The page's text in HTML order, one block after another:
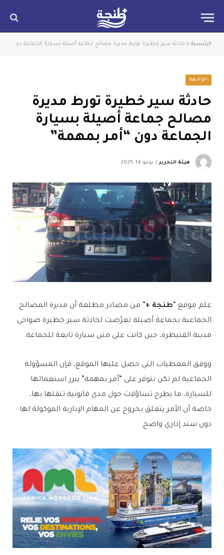
الرئيسية » حادثة سير خطيرة تورط مديرة مصالح جماعة أصيلة بسيارة الجماعة دون “أمر بمهمة”
الواجهة
حادثة سير خطيرة تورط مديرة
مصالح جماعة أصيلة بسيارة
الجماعة دون “أمر بمهمة”
هيئة التحرير يونيو 14, 2025
علم موقع “ طنجة +” من مصادر مطلعة أن مديرة المصالح
الجماعية بجماعة أصيلة تعرّضت لحادثة سير خطيرة ضواحي
مدينة القنيطرة، حين كانت على متن سيارة تابعة للجماعة.
ووفق المعطيات التي حصل عليها الموقع، فإن المسؤولة
الجماعية لم تكن تتوفر على “أمر بمهمة” يبرر استعمالها
للسيارة، ما يطرح تساؤلات حول مدى قانونية تنقلها بها،
خاصة أن الأمر يتعلق بخروج عن المهام الإدارية الموكولة لها
دون سند إداري واضح.